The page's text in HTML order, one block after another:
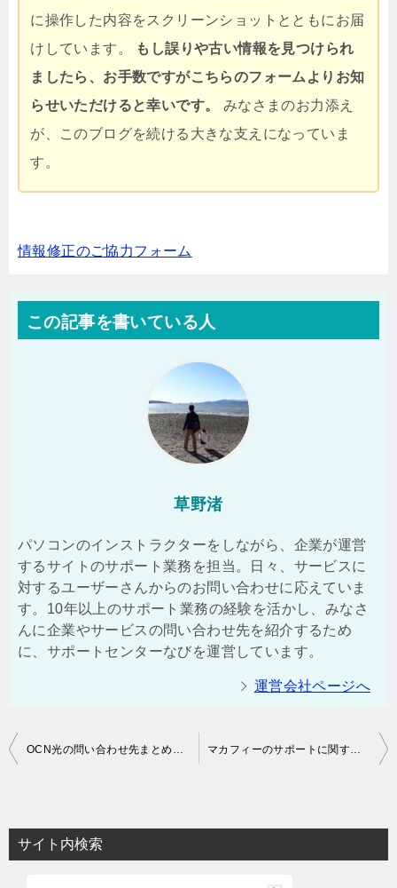
に操作した内容をスクリーンショットとともにお届
けしています。
もし誤りや古い情報を見つけられ
ましたら、お手数ですがこちらのフォームよりお知
らせいただけると幸いです。
みなさまのお力添え
が、このブログを続ける大きな支えになっていま
す。
情報修正のご協力フォーム
この記事を書いている人
草野渚
パソコンのインストラクターをしながら、企業が運営
するサイトのサポート業務を担当。日々、サービスに
対するユーザーさんからのお問い合わせに応えていま
す。10年以上のサポート業務の経験を活かし、みなさ
んに企業やサービスの問い合わせ先を紹介するため
に、サポートセンターなびを運営しています。
運営会社ページへ
投
ビ
ゲ
OCN光の問い合わせ先まとめ！解約や引っ越しに関する電話番号も！ マカフィーのサポートに関する問い合わせ先は？解約を相談できる電話番号も
サイト内検索